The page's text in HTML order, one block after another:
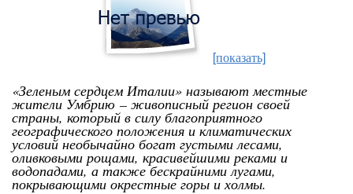
[показать]
«Зеленым сердцем Италии» называют местные
жители Умбрию – живописный регион своей
страны, который в силу благоприятного
географического положения и климатических
условий необычайно богат густыми лесами,
оливковыми рощами, красивейшими реками и
водопадами, а также бескрайними лугами,
покрывающими окрестные горы и холмы.